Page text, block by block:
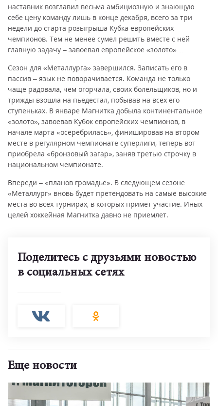
наставник возглавил весьма амбициозную и знающую
себе цену команду лишь в конце декабря, всего за три
недели до старта розыгрыша Кубка европейских
чемпионов. Тем не менее сумел решить вместе с ней
главную задачу – завоевал европейское «золото»…
Сезон для «Металлурга» завершился. Записать его в
пассив – язык не поворачивается. Команда не только
чаще радовала, чем огорчала, своих болельщиков, но и
трижды взошла на пьедестал, побывав на всех его
ступеньках. В январе Магнитка добыла континентальное
«золото», завоевав Кубок европейских чемпионов, в
начале марта «осеребрилась», финишировав на втором
месте в регулярном чемпионате суперлиги, теперь вот
приобрела «бронзовый загар», заняв третью строчку в
национальном чемпионате.
Впереди – «планов громадье». В следующем сезоне
«Металлург» вновь будет претендовать на самые высокие
места во всех турнирах, в которых примет участие. Иных
целей хоккейная Магнитка давно не приемлет.
Поделитесь с друзьями новостью
в социальных сетях
Еще новости